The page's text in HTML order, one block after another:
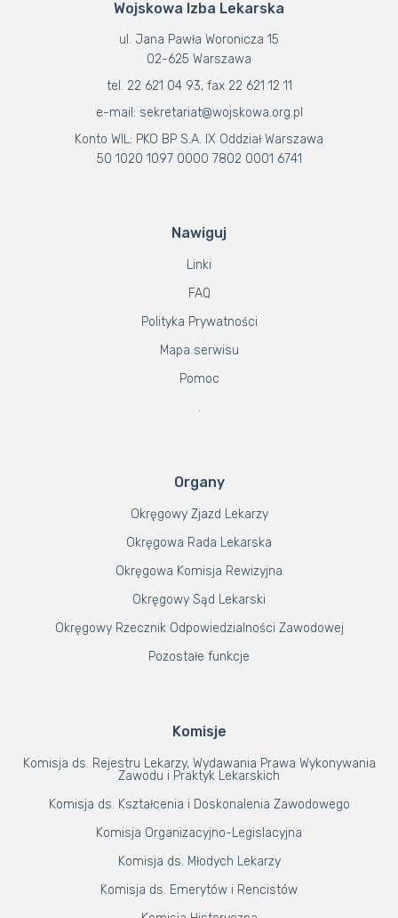
Wojskowa Izba Lekarska
ul. Jana Pawła Woronicza 15
02-625 Warszawa
tel. 22 621 04 93, fax 22 621 12 11
e-mail: sekretariat@wojskowa.org.pl
Konto WIL: PKO BP S.A. IX Oddział Warszawa
50 1020 1097 0000 7802 0001 6741
Nawiguj
Linki
FAQ
Polityka Prywatności
Mapa serwisu
Pomoc
.
Organy
Okręgowy Zjazd Lekarzy
Okręgowa Rada Lekarska
Okręgowa Komisja Rewizyjna
Okręgowy Sąd Lekarski
Okręgowy Rzecznik Odpowiedzialności Zawodowej
Pozostałe funkcje
Komisje
Komisja ds. Rejestru Lekarzy, Wydawania Prawa Wykonywania
Zawodu i Praktyk Lekarskich
Komisja ds. Kształcenia i Doskonalenia Zawodowego
Komisja Organizacyjno-Legislacyjna
Komisja ds. Młodych Lekarzy
Komisja ds. Emerytów i Rencistów